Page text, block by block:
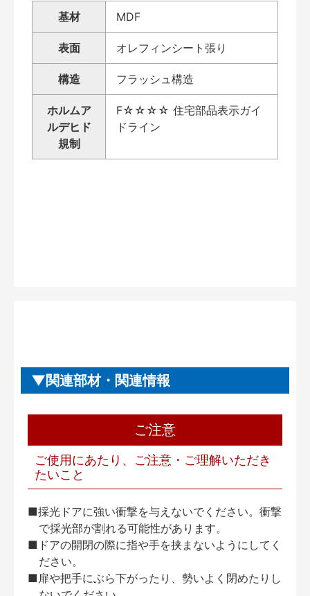
基材 MDF
表面 オレフィンシート張り
構造 フラッシュ構造
ホルムア
ルデヒド
規制
F☆☆☆☆ 住宅部品表示ガイ
ドライン
関連部材・関連情報
ご注意
ご使用にあたり、ご注意・ご理解いただき
たいこと
■採光ドアに強い衝撃を与えないでください。衝撃
で採光部が割れる可能性があります。
■ドアの開閉の際に指や手を挟まないようにしてく
ださい。
■扉や把手にぶら下がったり、勢いよく閉めたりし